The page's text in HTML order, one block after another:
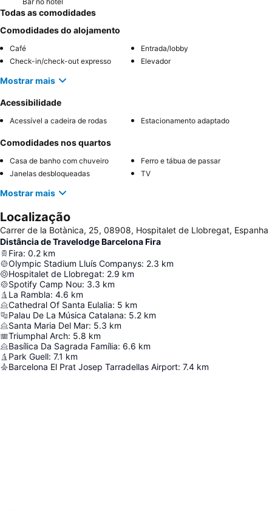
Todas as comodidades
Comodidades do alojamento
Café
Entrada/lobby
Check-in/check-out expresso
Elevador
Mostrar mais
Acessibilidade
Acessível a cadeira de rodas Estacionamento adaptado
Comodidades nos quartos
Casa de banho com chuveiro
Ferro e tábua de passar
Janelas desbloqueadas
TV
Mostrar mais
Localização
Carrer de la Botànica, 25, 08908, Hospitalet de Llobregat, Espanha
Distância de Travelodge Barcelona Fira
Fira: 0.2 km
Olympic Stadium Lluís Companys: 2.3 km
Hospitalet de Llobregat: 2.9 km
Spotify Camp Nou: 3.3 km
La Rambla: 4.6 km
Cathedral Of Santa Eulalia: 5 km
Palau De La Música Catalana: 5.2 km
Santa Maria Del Mar: 5.3 km
Triumphal Arch: 5.8 km
Basílica Da Sagrada Família: 6.6 km
Park Guell: 7.1 km
Barcelona El Prat Josep Tarradellas Airport: 7.4 km